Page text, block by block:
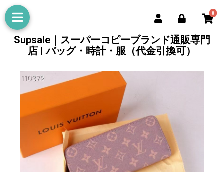
0
Supsale｜スーパーコピーブランド通販専門
店 | バッグ・時計・服（代金引換可）